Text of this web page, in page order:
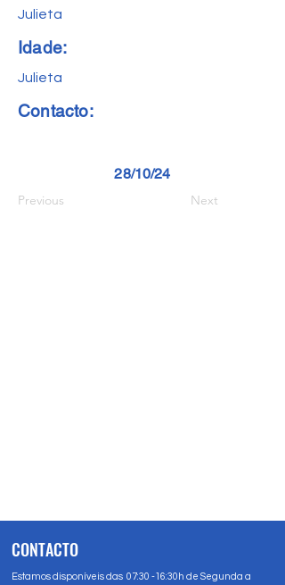
Julieta
Idade:
Julieta
Contacto:
28/10/24
Previous Next
CONTACTO
Estamos disponíveis das 07:30 -16:30h de Segunda a